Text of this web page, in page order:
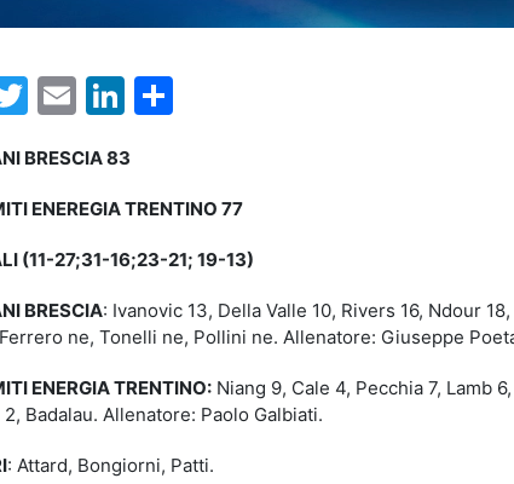
Twitter
EmailLinkedIn
BRESCIA 83
ENEREGIA TRENTINO 77
(11-27;31-16;23-21; 19-13)
BRESCIA: Ivanovic 13, Della Valle 10, Rivers 16, Ndour
ne, Tonelli ne, Pollini ne. Allenatore: Giuseppe
ENERGIA TRENTINO: Niang 9, Cale 4, Pecchia 7, Lamb
2, Badalau. Allenatore: Paolo Galbiati.
: Attard, Bongiorni, Patti.